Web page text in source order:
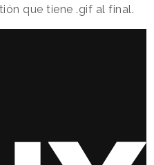
que tiene .gif al final.